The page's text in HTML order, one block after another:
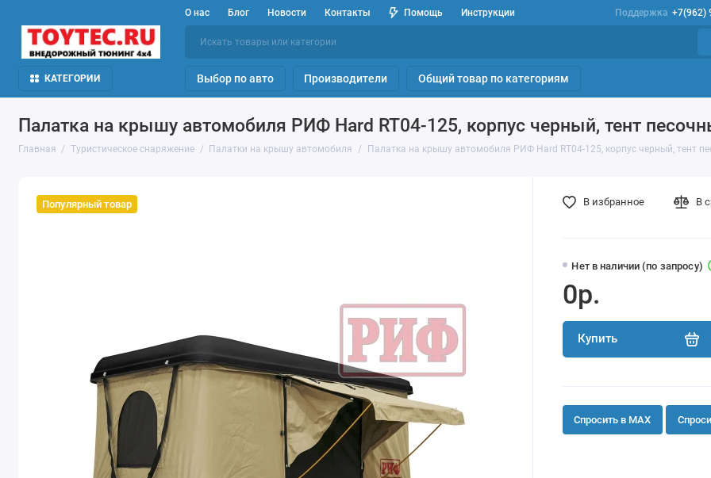
О нас Блог Новости Контакты Помощь Инструкции Поддержка +7(962)
КАТЕГОРИИ Выбор по авто Производители Общий товар по категориям
Палатка на крышу автомобиля РИФ Hard RT04-125, корпус черный, тент
Главная Туристическое снаряжение Палатки на крышу автомобиля Палатка на крышу автомобиля РИФ Hard RT04-125, корпус черный, тент
Популярный товар
Нет в наличии (по запросу)
0р.
Купить
В избранное В
Спросить в MAX